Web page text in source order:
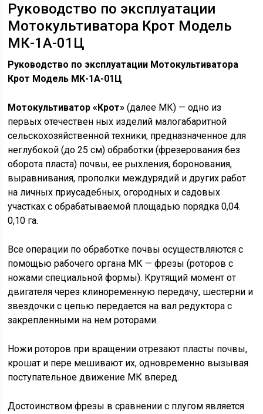
Руководство по эксплуатации
Мотокультиватора Крот Модель
МК-1А-01Ц
Руководство по эксплуатации Мотокультиватора
Крот Модель МК-1А-01Ц
Мотокультиватор «Крот» (далее МК) — одно из
первых отечествен ных изделий малогабаритной
сельскохозяйственной техники, предназначенное для
неглубокой (до 25 см) обработки (фрезерования без
оборота пласта) почвы, ее рыхления, боронования,
выравнивания, прополки междурядий и других работ
на личных приусадебных, огородных и садовых
участках с обрабатываемой площадью порядка 0,04.
0,10 га.
Все операции по обработке почвы осуществляются с
помощью рабочего органа МК — фрезы (роторов с
ножами специальной формы). Крутящий момент от
двигателя через клиноременную передачу, шестерни и
звездочки с цепью передается на вал редуктора с
закрепленными на нем роторами.
Ножи роторов при вращении отрезают пласты почвы,
крошат и пере мешивают их, одновременно вызывая
поступательное движение МК вперед.
Достоинством фрезы в сравнении с плугом является